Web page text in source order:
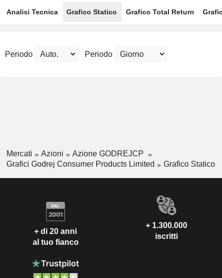
Analisi Tecnica Grafico Statico Grafico Total Return
Periodo Periodo
Mercati Azioni
Azione GODREJCP
Grafici Godrej Consumer Products Limited
Grafico Statico
+ di 20 anni
al tuo fianco
+ 1.300.000
iscritti